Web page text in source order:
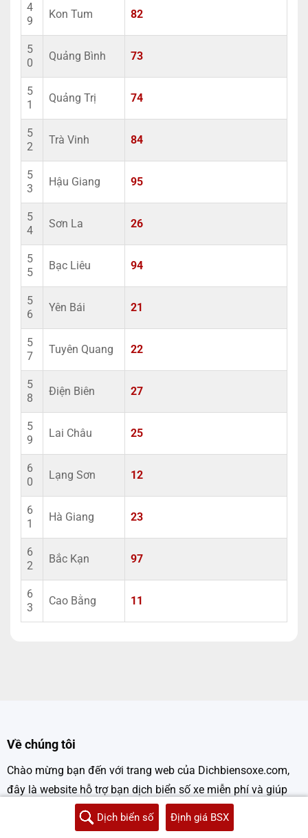
4
9
Kon Tum 82
5
0
Quảng Bình 73
5
1
Quảng Trị 74
5
2
Trà Vinh 84
5
3
Hậu Giang 95
5
4
Sơn La 26
5
5
Bạc Liêu 94
5
6
Yên Bái 21
5
7
Tuyên Quang 22
5
8
Điện Biên 27
5
9
Lai Châu 25
6
0
Lạng Sơn 12
6
1
Hà Giang 23
6
2
Bắc Kạn 97
6
3
Cao Bằng 11
Về chúng tôi
Chào mừng bạn đến với trang web của Dichbiensoxe.com,
đây là website hỗ trợ bạn dịch biển số xe miễn phí và giúp
bạn định giá biển số xe của mình
Liên hệ Quảng cáo: 0862868608
Dịch biển số Định giá BSX